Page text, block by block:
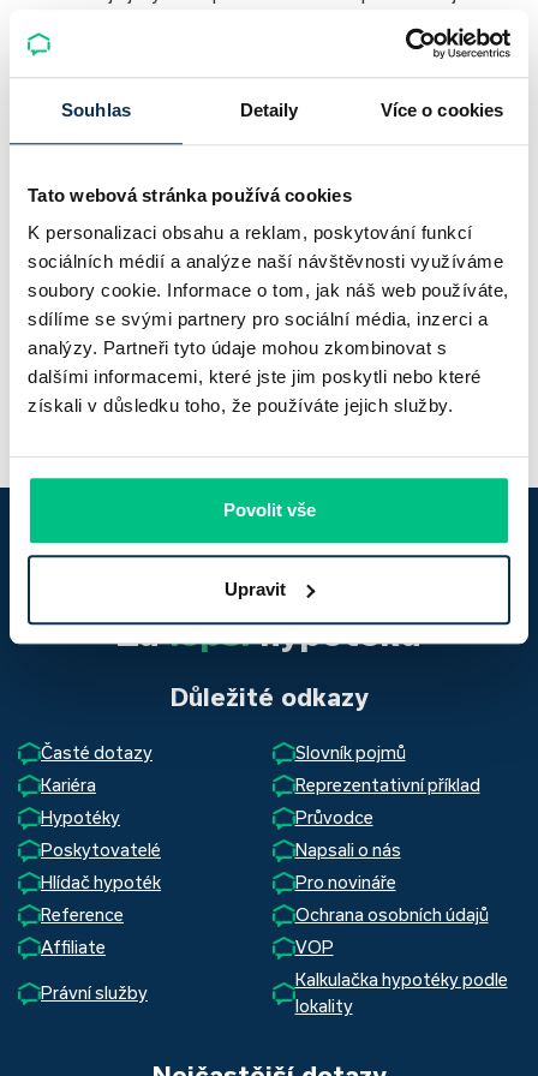
Souhlas Detaily Více o cookies
Tato webová stránka používá cookies
K personalizaci obsahu a reklam, poskytování funkcí
sociálních médií a analýze naší návštěvnosti využíváme
soubory cookie. Informace o tom, jak náš web používáte,
sdílíme se svými partnery pro sociální média, inzerci a
analýzy. Partneři tyto údaje mohou zkombinovat s
dalšími informacemi, které jste jim poskytli nebo které
získali v důsledku toho, že používáte jejich služby.
Povolit vše
Upravit
koníčkem je jeho motorka.
Odkaz na LinkedIn
Zprostředkovávám pojištění, úvěry a investice jako vázaný
zástupce společnosti Broker Trust, a.s., která je vedena v
registru ČNB jako samostatný a investiční zprostředkovatel
IČO: 26439719. I já jsem registrovaný v registru ČNB, jako
vázaný zástupce, a to pod IČO: 76295958. Více informací
najdete na: https://www.brokertrust.cz/pro-klienty.
Zalepšíhypotéku
Důležité odkazy
Časté dotazy
Slovník pojmů
Kariéra
Reprezentativní příklad
Hypotéky
Průvodce
Poskytovatelé
Napsali o nás
Hlídač hypoték
Pro novináře
Reference
Ochrana osobních údajů
Affiliate
VOP
Právní služby
Kalkulačka hypotéky podle
lokality